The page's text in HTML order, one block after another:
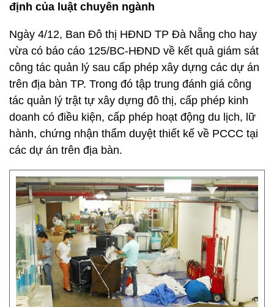
định của luật chuyên ngành
Ngày 4/12, Ban Đô thị HĐND TP Đà Nẵng cho hay
vừa có báo cáo 125/BC-HĐND về kết quả giám sát
công tác quản lý sau cấp phép xây dựng các dự án
trên địa bàn TP. Trong đó tập trung đánh giá công
tác quản lý trật tự xây dựng đô thị, cấp phép kinh
doanh có điều kiện, cấp phép hoạt động du lịch, lữ
hành, chứng nhận thẩm duyệt thiết kế về PCCC tại
các dự án trên địa bàn.